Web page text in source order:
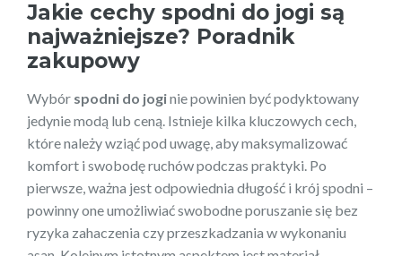
Jakie cechy spodni do jogi są
najważniejsze? Poradnik
zakupowy
Wybór spodni do joginie powinien być podyktowany
jedynie modą lub ceną. Istnieje kilka kluczowych cech,
które należy wziąć pod uwagę, aby maksymalizować
komfort i swobodę ruchów podczas praktyki. Po
pierwsze, ważna jest odpowiednia długość i krój spodni –
powinny one umożliwiać swobodne poruszanie się bez
ryzyka zahaczenia czy przeszkadzania w wykonaniu